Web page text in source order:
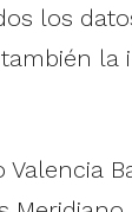
los